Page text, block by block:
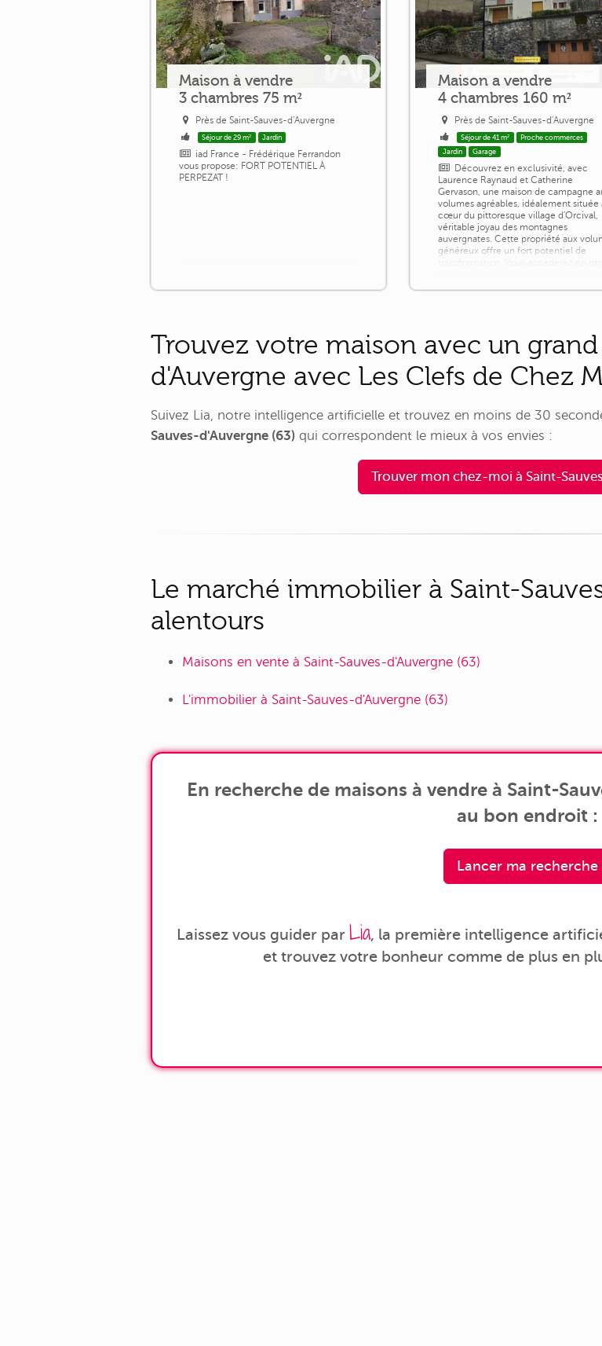
Maison à vendre
3 chambres 75 m²
Près de Saint-Sauves-d'Auvergne
Séjour de 29 m² Jardin
iad France - Frédérique Ferrandon
vous propose: FORT POTENTIEL À
PERPEZAT !
Maison a vendre
4 chambres 160 m²
Près de Saint-Sauves-d'Auvergne
Séjour de 41 m²
Proche commerces
Jardin
Garage
Découvrez en exclusivité, avec
Laurence Raynaud et Catherine
Gervason, une maison de campagne
volumes agréables, idéalement située
cœur du pittoresque village d'Orcival,
véritable joyau des montagnes
auvergnates. Cette propriété aux
généreux offre un fort potentiel de
Trouvez votre maison avec un
d'Auvergne avec Les Clefs de Chez
Suivez Lia, notre intelligence artificielle et trouvez en moins de 30
Sauves-d'Auvergne (63) qui correspondent le mieux à vos envies :
Trouver mon chez-moi à Saint-
Le marché immobilier à Saint-
alentours
Maisons en vente à Saint-Sauves-d'Auvergne (63)
L'immobilier à Saint-Sauves-d'Auvergne (63)
En recherche de maisons à vendre à Saint-
au bon endroit :
Lancer ma recherche
Laissez vous guider par Lia, la première intelligence
et trouvez votre bonheur comme de plus en